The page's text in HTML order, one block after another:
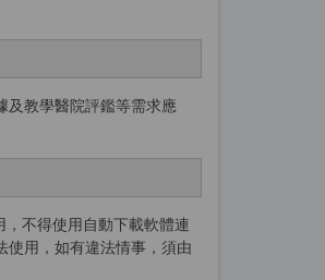
及教學醫院評鑑等需求應
，不得使用自動下載軟體連
使用，如有違法情事，須由